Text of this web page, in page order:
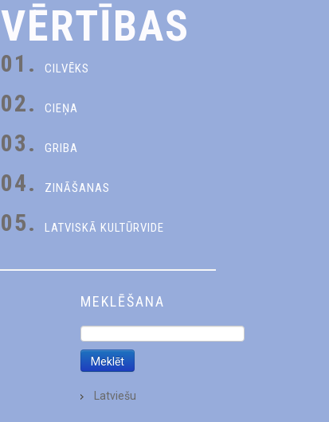
VĒRTĪBAS
01. CILVĒKS
02. CIEŅA
03. GRIBA
04. ZINĀŠANAS
05. LATVISKĀ KULTŪRVIDE
MEKLĒŠANA
Latviešu